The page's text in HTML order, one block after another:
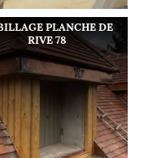
PLANCHE DE
RIVE 78